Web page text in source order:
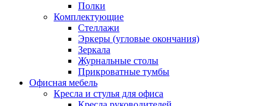
Полки
Комплектующие
Стеллажи
Эркеры (угловые окончания)
Зеркала
Журнальные столы
Прикроватные тумбы
Офисная мебель
Кресла и стулья для офиса